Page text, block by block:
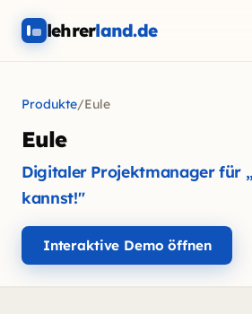
lehrerland.de
Produkte/Eule
Eule
Digitaler Projektmanager für
kannst!"
Interaktive Demo öffnen